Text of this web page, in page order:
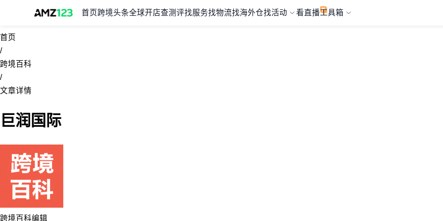
首页 跨境头条全球开店查测评找服务找物流找海外仓找活动 看直播工具箱
首页
/
跨境百科
/
文章详情
巨润国际
跨境百科编辑